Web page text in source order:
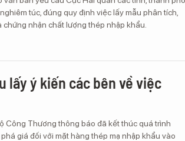
túc, đúng quy định việc lấy mẫu phân tích,
nhận chất lượng thép nhập khẩu.
lấy ý kiến các bên về việc
Công Thương thông báo đã kết thúc quá trình
giá đối với mặt hàng thép mạ nhập khẩu vào